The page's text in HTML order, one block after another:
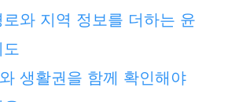
로와 지역 정보를 더하는 윤
생활권을 함께 확인해야